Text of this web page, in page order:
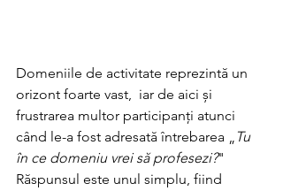
Domeniile de activitate reprezintă un
orizont foarte vast,  iar de aici și
frustrarea multor participanți atunci
când le-a fost adresată întrebarea „ Tu
în ce domeniu vrei să profesezi?"
Răspunsul este unul simplu, fiind